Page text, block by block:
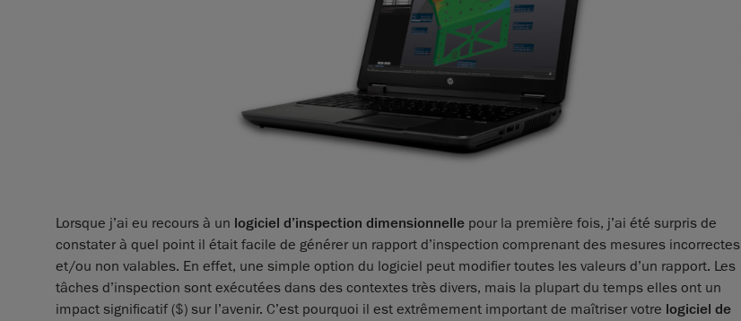
Lorsque j’ai eu recours à un logiciel d’inspection dimensionnelle pour la première fois, j’ai été surpris de
constater à quel point il était facile de générer un rapport d’inspection comprenant des mesures incorrectes
et/ou non valables. En effet, une simple option du logiciel peut modifier toutes les valeurs d’un rapport. Les
tâches d’inspection sont exécutées dans des contextes très divers, mais la plupart du temps elles ont un
impact significatif ($) sur l’avenir. C’est pourquoi il est extrêmement important de maîtriser votre logiciel de